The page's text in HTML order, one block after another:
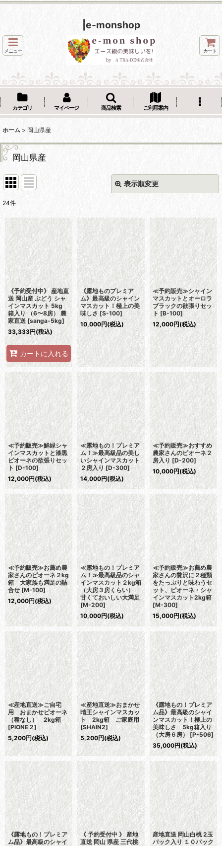
|e-monshop
メニュー カート
カテゴリ マイページ 商品検索 ご利用案内
ホーム > 岡山県産
岡山県産
表示順変更
並び順:
絞り込む
24件
《予約受付中》 産地直
送 岡山産 ぶどう シャ
インマスカット 5kg
箱入り （6〜8房） 農
家直送 [sanga-5kg]
33,333円(税込)
カートに入れる
《露地ものプレミア
ム》最高級のシャイン
マスカット！極上の美
味しさ [S-100]
10,000円(税込)
≪予約販売≫シャイン
マスカットとオーロラ
ブラックの欲張りセッ
ト [B-100]
12,000円(税込)
≪予約販売≫鮮緑シャ
インマスカットと漆黒
ピオーネの欲張りセッ
ト [D-100]
12,000円(税込)
≪露地もの！プレミア
ム！≫最高級品の美し
いシャインマスカット
２房入り [D-300]
14,000円(税込)
≪予約販売≫おすすめ
農家さんのピオーネ２
房入り [D-200]
10,000円(税込)
≪予約販売≫お薦め農
家さんのピオーネ２kg
箱 大家族も満足の詰
合せ [M-100]
12,000円(税込)
≪露地もの！プレミア
ム！≫最高級品のシャ
インマスカット２kg箱
（大房３房くらい）
甘くておいしい大満足
[M-200]
10,000円(税込)
≪予約販売≫お薦め農
家さんの贅沢に２種類
をたっぷりと味わうセ
ット、ピオーネ・シャ
インマスカット2kg箱
[M-300]
15,000円(税込)
≪産地直送≫ご自宅
用 おまかせピオーネ
（種なし） 2kg箱
[PIONE２]
5,200円(税込)
≪産地直送≫おまかせ
晴王シャインマスカッ
ト 2kg箱 ご家庭用
[SHAIN2]
5,200円(税込)
《露地もの！プレミア
ム品》最高級のシャイ
ンマスカット！極上の
美味しさ 5kg箱入り
（大房６房） [P-506]
35,000円(税込)
《露地もの！プレミア
ム品》最高級のシャイ
《 予約受付中 》 産地
直送 岡山 県産 三代桃
産地直送 岡山白桃 2玉
パック入り １０パック